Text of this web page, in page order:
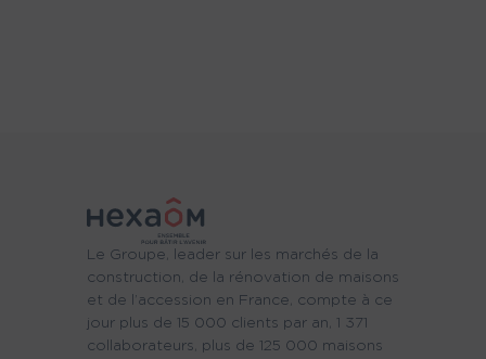
Le Groupe, leader sur les marchés de la
construction, de la rénovation de maisons
et de l’accession en France, compte à ce
jour plus de 15 000 clients par an, 1 371
collaborateurs, plus de 125 000 maisons